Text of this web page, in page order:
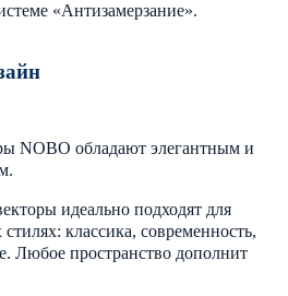
«Антизамерзание».
NOBO обладают элегантным и
идеально подходят для
классика, современность,
Любое пространство дополнит